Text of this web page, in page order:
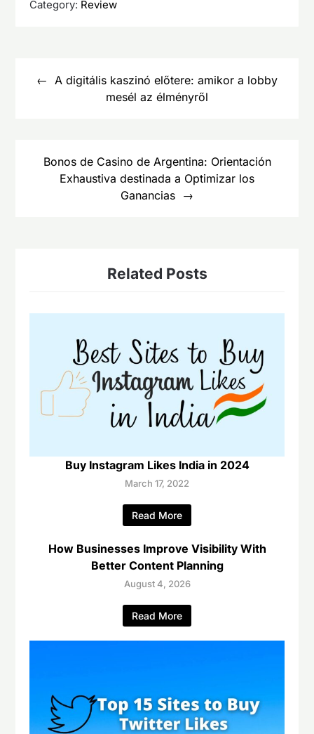
Category: Review
navigationA digitális kaszinó előtere: amikor a lobby
mesél az élményről
Bonos de Casino de Argentina: Orientación
Exhaustiva destinada a Optimizar los
Ganancias
Related Posts
Buy Instagram Likes India in 2024
March 17, 2022
Read More
How Businesses Improve Visibility With
Better Content Planning
August 4, 2026
Read More